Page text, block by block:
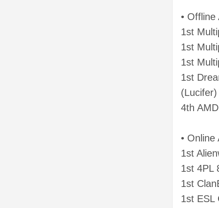
•
1st
1st
1st
1st
(Lucifer)
4th
• Online
1st
1st 4PL
1st
1st ESL